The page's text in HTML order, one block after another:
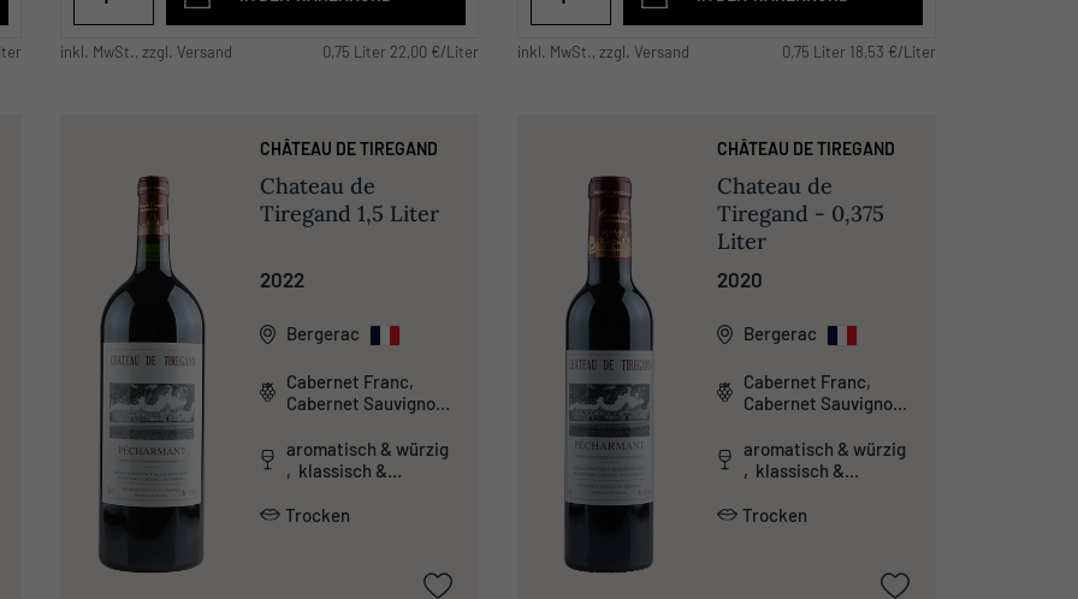
inkl. MwSt., zzgl. Versand 0,75 Liter 22,00 €/Liter inkl. MwSt., zzgl. Versand 0,75 Liter 18,53 €/Liter
CHÂTEAU DE TIREGAND
Chateau de
Tiregand 1,5 Liter
2022
Bergerac
Cabernet Franc,
Cabernet Sauvignon,
aromatisch & würzig
, klassisch &
tanninreich & schwer
Trocken
CHÂTEAU DE TIREGAND
Chateau de
Tiregand - 0,375
Liter
2020
Bergerac
Cabernet Franc,
Cabernet Sauvignon,
aromatisch & würzig
, klassisch &
tanninreich & schwer
Trocken